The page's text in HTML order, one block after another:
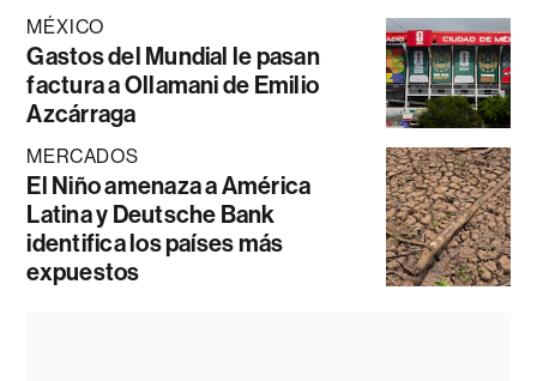
MÉXICO
Gastos del Mundial le pasan
factura a Ollamani de Emilio
Azcárraga
MERCADOS
El Niño amenaza a América
Latina y Deutsche Bank
identifica los países más
expuestos